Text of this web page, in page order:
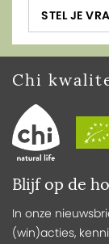
STEL JE
Blijf op de
In onze
(win)acties,
Chi